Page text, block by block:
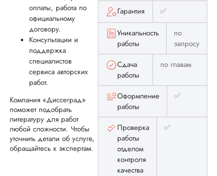
оплаты, работа по
официальному
договору.
Консультации и
поддержка
специалистов
сервиса авторских
работ.
Компания «Диссеград»
поможет подобрать
литературу для работ
любой сложности. Чтобы
уточнить детали об услуге,
обращайтесь к экспертам.
Гарантия ✅
Уникальность
работы
по
запросу
Сдача
работы
по главам
Оформление
работы
✅
Проверка
работы
отделом
контроля
качества
✅